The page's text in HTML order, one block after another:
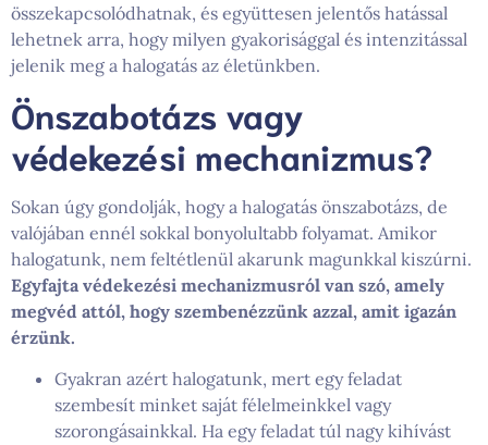
összekapcsolódhatnak, és együttesen jelentős hatással
lehetnek arra, hogy milyen gyakorisággal és intenzitással
jelenik meg a halogatás az életünkben.
Önszabotázs vagy
védekezési mechanizmus?
Sokan úgy gondolják, hogy a halogatás önszabotázs, de
valójában ennél sokkal bonyolultabb folyamat. Amikor
halogatunk, nem feltétlenül akarunk magunkkal kiszúrni.
Egyfajta védekezési mechanizmusról van szó, amely
megvéd attól, hogy szembenézzünk azzal, amit igazán
érzünk.
Gyakran azért halogatunk, mert egy feladat
szembesít minket saját félelmeinkkel vagy
szorongásainkkal. Ha egy feladat túl nagy kihívást